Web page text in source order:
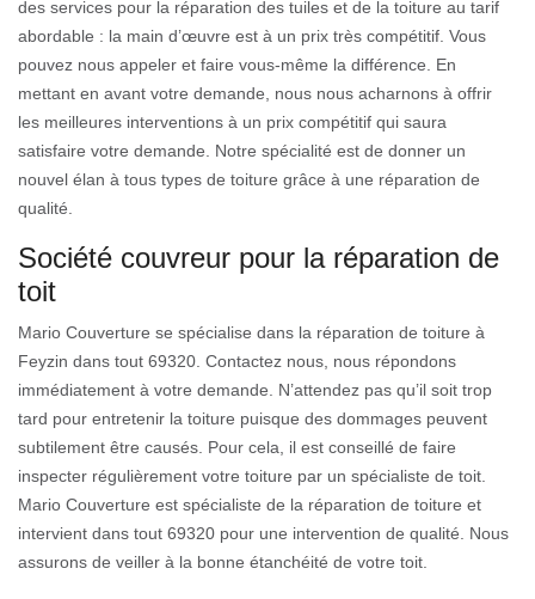
des services pour la réparation des tuiles et de la toiture au tarif
abordable : la main d’œuvre est à un prix très compétitif. Vous
pouvez nous appeler et faire vous-même la différence. En
mettant en avant votre demande, nous nous acharnons à offrir
les meilleures interventions à un prix compétitif qui saura
satisfaire votre demande. Notre spécialité est de donner un
nouvel élan à tous types de toiture grâce à une réparation de
qualité.
Société couvreur pour la réparation de
toit
Mario Couverture se spécialise dans la réparation de toiture à
Feyzin dans tout 69320. Contactez nous, nous répondons
immédiatement à votre demande. N’attendez pas qu’il soit trop
tard pour entretenir la toiture puisque des dommages peuvent
subtilement être causés. Pour cela, il est conseillé de faire
inspecter régulièrement votre toiture par un spécialiste de toit.
Mario Couverture est spécialiste de la réparation de toiture et
intervient dans tout 69320 pour une intervention de qualité. Nous
assurons de veiller à la bonne étanchéité de votre toit.